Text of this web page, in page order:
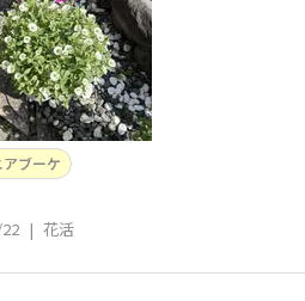
ブーケ
| 花活